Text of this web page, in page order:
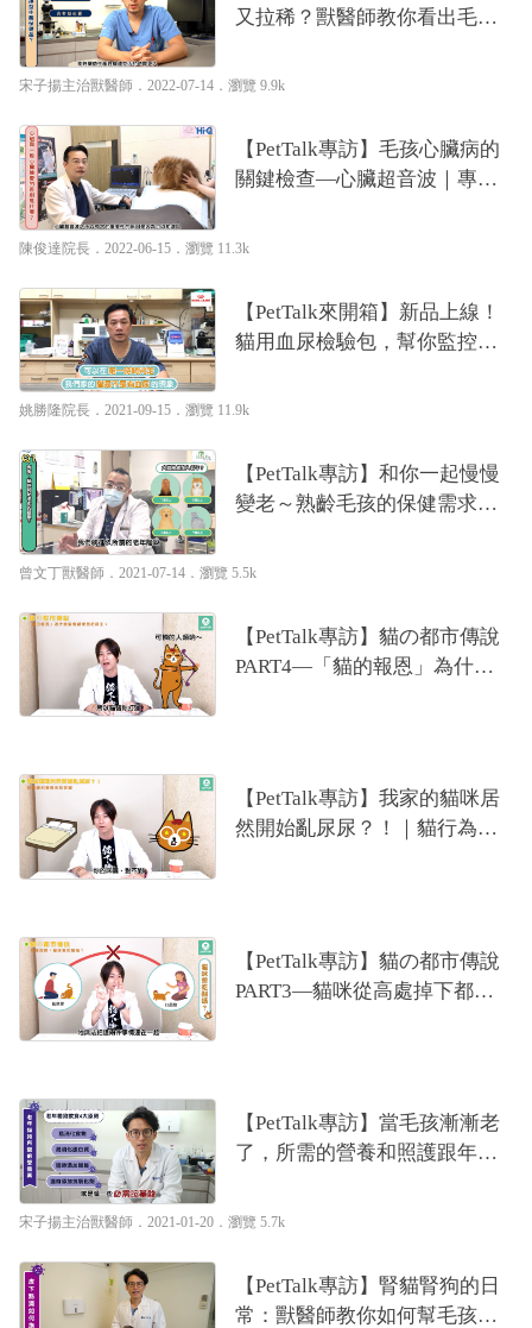
又拉稀？獸醫師教你看出毛孩
宋子揚主治獸醫師 ．2022-07-14． 瀏覽 9.9k
【PetTalk專訪】毛孩心臟病的
關鍵檢查—心臟超音波｜專業
陳俊達院長 ．2022-06-15． 瀏覽 11.3k
【PetTalk來開箱】新品上線！
貓用血尿檢驗包，幫你監控貓
隆
姚勝隆院長 ．2021-09-15． 瀏覽 11.9k
【PetTalk專訪】和你一起慢慢
變老～熟齡毛孩的保健需求與
曾文丁獸醫師 ．2021-07-14． 瀏覽 5.5k
【PetTalk專訪】貓の都市傳說
PART4—「貓的報恩」為什麼
【PetTalk專訪】我家的貓咪居
然開始亂尿尿？！｜貓行為獸
【PetTalk專訪】貓の都市傳說
PART3—貓咪從高處掉下都可
【PetTalk專訪】當毛孩漸漸老
了，所需的營養和照護跟年輕
宋子揚主治獸醫師 ．2021-01-20． 瀏覽 5.7k
【PetTalk專訪】腎貓腎狗的日
常：獸醫師教你如何幫毛孩注